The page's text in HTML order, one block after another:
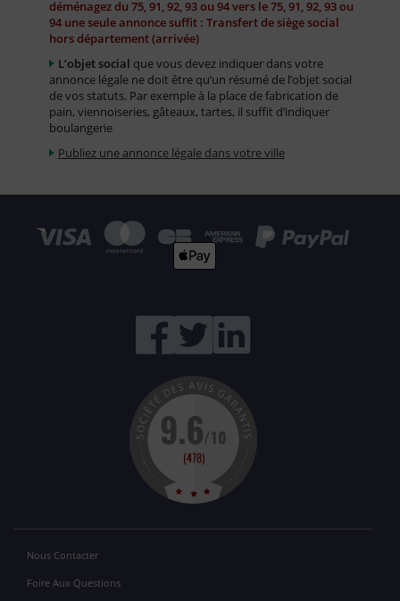
déménagez du 75, 91, 92, 93 ou 94 vers le 75, 91, 92, 93 ou
94 une seule annonce suffit : Transfert de siège social
hors département (arrivée)
L’objet social que vous devez indiquer dans votre
annonce légale ne doit être qu’un résumé de l’objet social
de vos statuts. Par exemple à la place de fabrication de
pain, viennoiseries, gâteaux, tartes, il suffit d’indiquer
boulangerie
Publiez une annonce légale dans votre ville
Nous Contacter
Foire Aux Questions